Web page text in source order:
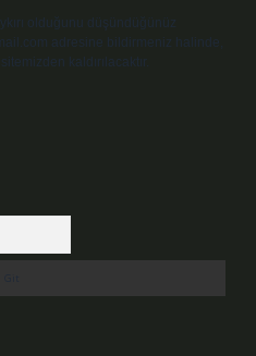
olduğunu düşündüğünüz
adresine bildirmeniz halinde,
kaldırılacaktır.